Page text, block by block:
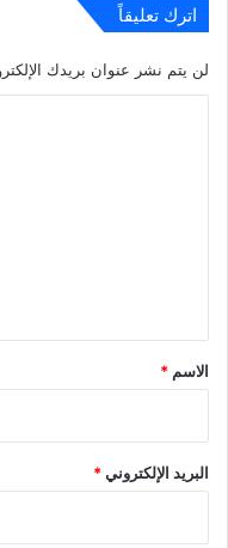
اترك تعليقاً
لن يتم نشر عنوان بريدك
*
الاسم *
البريد الإلكتروني*